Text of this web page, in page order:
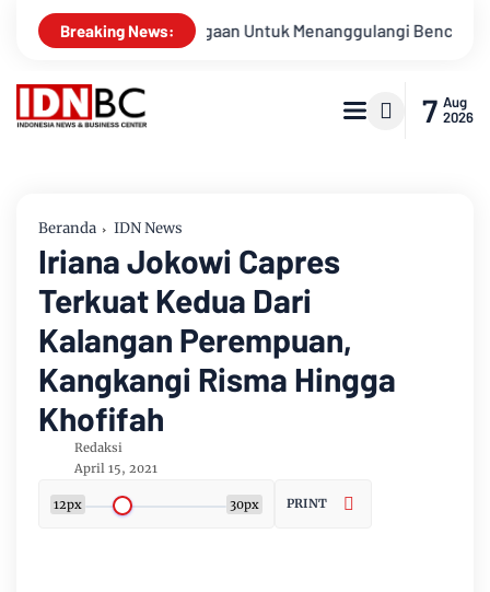
Breaking News:
Kesiapsiagaan Untuk Menanggulangi Bencana Alam
7 Aug
2026
Beranda IDN News
Iriana Jokowi Capres
Terkuat Kedua Dari
Kalangan Perempuan,
Kangkangi Risma Hingga
Khofifah
Redaksi
April 15, 2021
12px 30px PRINT